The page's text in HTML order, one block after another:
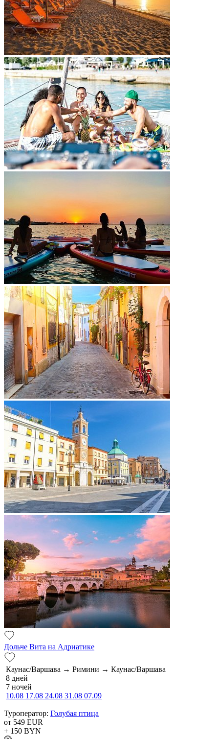
Дольче Вита на Адриатике
Каунас/Варшава → Римини → Каунас/Варшава
8 дней
7 ночей
10.08 17.08 24.08 31.08 07.09
Туроператор: Голубая птица
от 549 EUR
+ 150 BYN